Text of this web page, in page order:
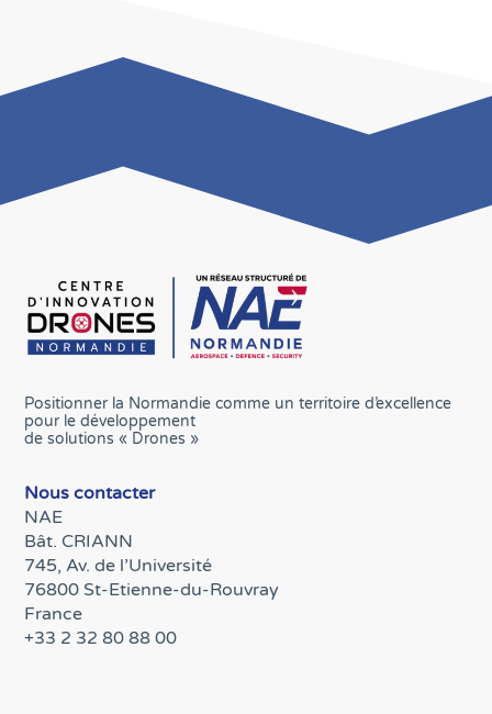
Positionner la Normandie comme un territoire d’excellence
pour le développement
de solutions « Drones »
Nous contacter
NAE
Bât. CRIANN
745, Av. de l’Université
76800 St-Etienne-du-Rouvray
France
+33 2 32 80 88 00